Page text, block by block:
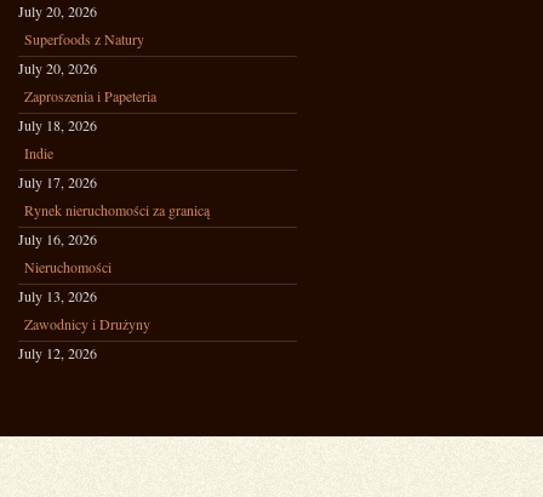
July 20, 2026
Superfoods z Natury
July 20, 2026
Zaproszenia i Papeteria
July 18, 2026
Indie
July 17, 2026
Rynek nieruchomości za granicą
July 16, 2026
Nieruchomości
July 13, 2026
Zawodnicy i Drużyny
July 12, 2026